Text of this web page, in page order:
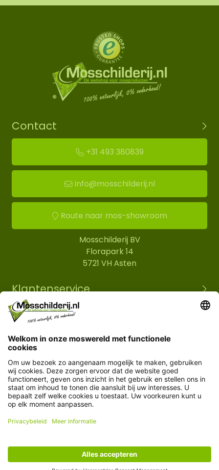
Contact
+31 493 380839
info@mosschilderij.nl
Route naar mos-showroom
Mosschilderij BV
Florapark 14
5721 VH Asten
Klantenservice
Informatie
© Copyright 2026 Mosschilderij.nl